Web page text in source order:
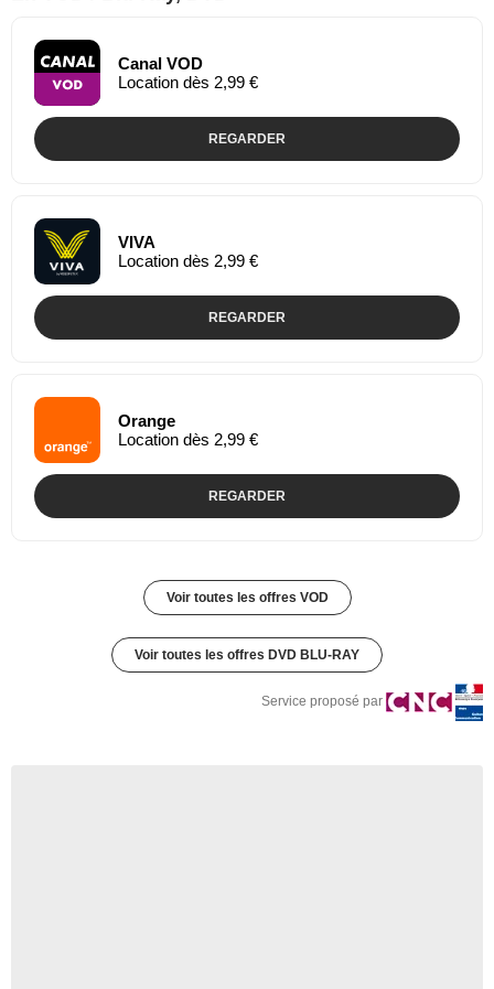
Canal VOD
Location dès 2,99 €
REGARDER
VIVA
Location dès 2,99 €
REGARDER
Orange
Location dès 2,99 €
REGARDER
Voir toutes les offres VOD
Voir toutes les offres DVD BLU-RAY
Service proposé par